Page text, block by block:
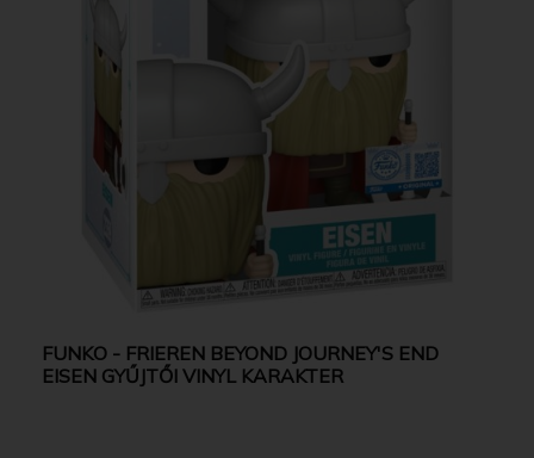
FUNKO - FRIEREN BEYOND JOURNEY'S END
EISEN GYŰJTŐI VINYL KARAKTER